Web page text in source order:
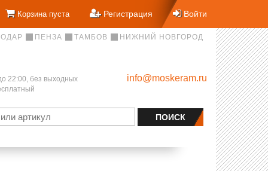
Корзина пуста Регистрация Войти
ПЕНЗА ТАМБОВ
НИЖНИЙ НОВГОРОД
22:00, без выходных
info@moskeram.ru